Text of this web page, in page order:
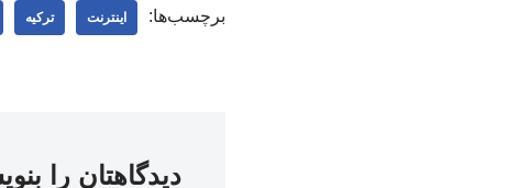
برچسب‌ها: اینترنت ترکیه
دیدگاهتان را